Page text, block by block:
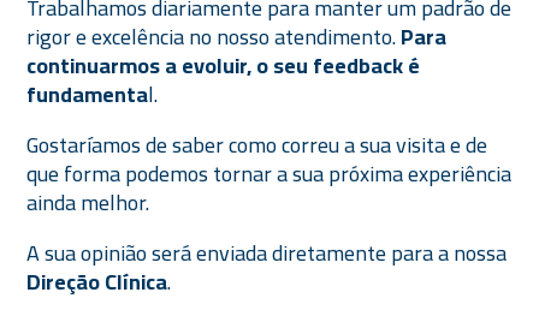
rigor e excelência no nosso atendimento.Para
continuarmos a evoluir, o seu feedback é
fundamental.
Gostaríamos de saber como correu a sua visita e de
que forma podemos tornar a sua próxima experiência
ainda melhor.
A sua opinião será enviada diretamente para a nossa
Direção Clínica.